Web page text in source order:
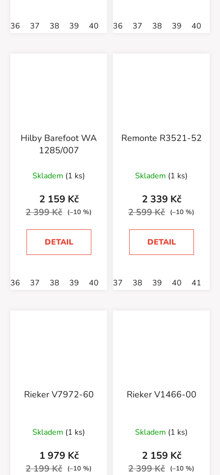
36 37 38 39 40 41 42
36 37 38 39 40
Hilby Barefoot WA
1285/007
Skladem (1 ks)
2 159 Kč
2 399 Kč (–10 %)
DETAIL
36 37 38 39 40 41 42
Remonte R3521-52
Skladem (1 ks)
2 339 Kč
2 599 Kč (–10 %)
DETAIL
37 38 39 40 41
Rieker V7972-60
Skladem (1 ks)
1 979 Kč
2 199 Kč (–10 %)
Rieker V1466-00
Skladem (1 ks)
2 159 Kč
2 399 Kč (–10 %)